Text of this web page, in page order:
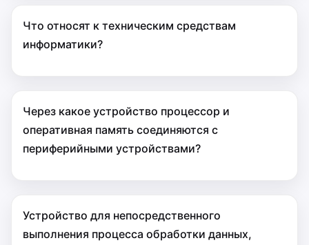
Что относят к техническим средствам
информатики?
Через какое устройство процессор и
оперативная память соединяются с
периферийными устройствами?
Устройство для непосредственного
выполнения процесса обработки данных,